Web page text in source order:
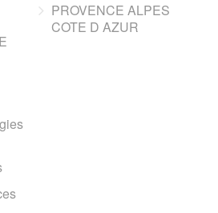
PROVENCE ALPES
COTE D AZUR